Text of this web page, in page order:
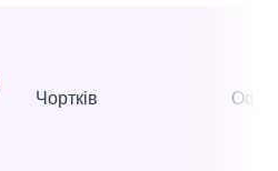
Чортків